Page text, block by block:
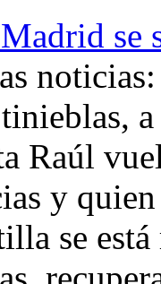
se
Raúl
y
se